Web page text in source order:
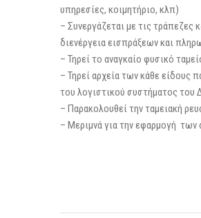
υπηρεσίες, κοιμητήριο, κλπ)
– Συνεργάζεται με τις τράπεζες
διενέργεια εισπράξεων και
– Τηρεί το αναγκαίο φυσικό
– Τηρεί αρχεία των κάθε είδους
του λογιστικού συστήματος του
– Παρακολουθεί την ταμειακή
– Μεριμνά για την εφαρμογή